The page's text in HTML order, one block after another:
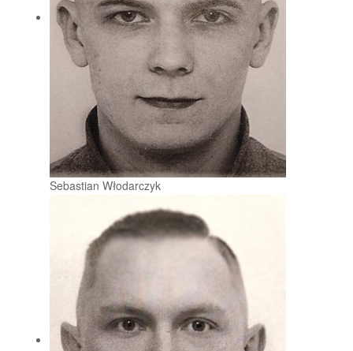
Sebastian Włodarczyk